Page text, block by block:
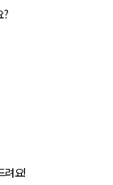
?
려요!